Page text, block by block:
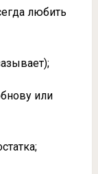
любить
или